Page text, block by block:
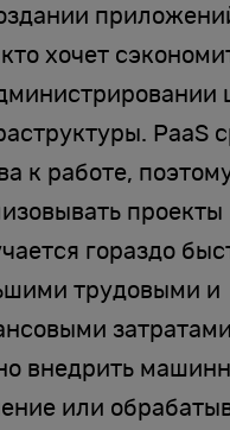
хочет
PaaS
к работе,
проекты
гораздо
трудовыми и
внедрить
или